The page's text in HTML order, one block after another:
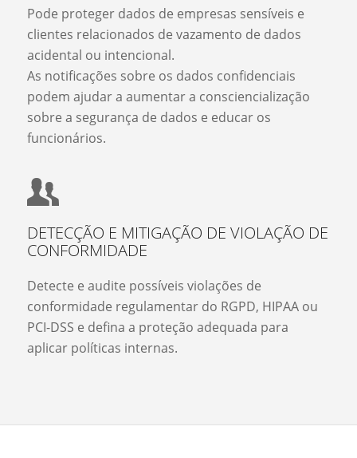
Pode proteger dados de empresas sensíveis e
clientes relacionados de vazamento de dados
acidental ou intencional.
As notificações sobre os dados confidenciais
podem ajudar a aumentar a consciencialização
sobre a segurança de dados e educar os
funcionários.
DETECÇÃO E MITIGAÇÃO DE VIOLAÇÃO DE
CONFORMIDADE
Detecte e audite possíveis violações de
conformidade regulamentar do RGPD, HIPAA ou
PCI-DSS e defina a proteção adequada para
aplicar políticas internas.